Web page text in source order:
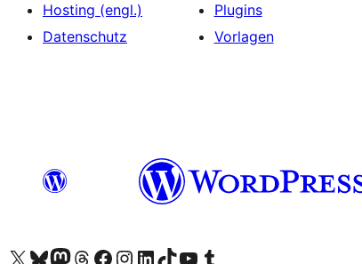
Hosting (engl.)
Datenschutz
Plugins
Vorlagen
Das X-Konto (früher Twitter) von WordPress.org besuchen
Das Bluesky-Konto von WordPress.org besuchen
Das Mastodon-Konto von WordPress.org besuchen
Das Threads-Konto von WordPress.org besuchen
Die Facebook-Seite von WordPress.org besuchen
Das Instagram-Konto von WordPress.org besuchen
Das LinkedIn-Konto von WordPress.org besuchen
Das TikTok-Konto von WordPress.org besuchen
Den YouTube-Kanal von WordPress.org besuchen
Das Tumblr-Konto von WordPress.org besuchen